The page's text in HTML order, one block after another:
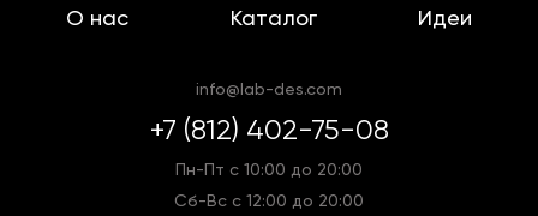
штрих в вашу комнату.
Настольная лампа из Италии отMiniforms
прекрасно вписывается в стильный интерьер
спальни. Оформление светильников
О нас Каталог Идеи
info@lab-des.com
+7 (812) 402-75-08
Пн-Пт с 10:00 до 20:00
Сб-Вс с 12:00 до 20:00